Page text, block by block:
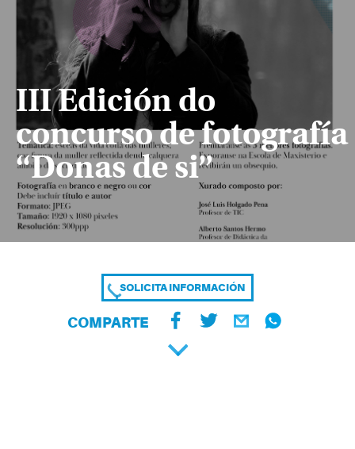
III Edición do
concurso de fotografía
“Donas de si”
SOLICITA INFORMACIÓN
COMPARTE